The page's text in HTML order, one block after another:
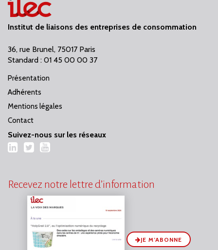
Institut de liaisons des entreprises de consommation
36, rue Brunel, 75017 Paris
Standard : 01 45 00 00 37
Présentation
Adhérents
Mentions légales
Contact
Suivez-nous sur les réseaux
LinkedIn
TwitterYouTube
Recevez notre lettre d’information
JE M’ABONNE